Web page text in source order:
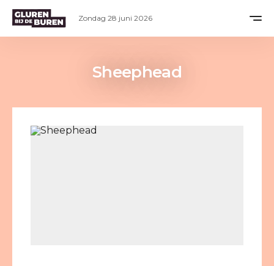
Sheephead
Zondag 28 juni 2026